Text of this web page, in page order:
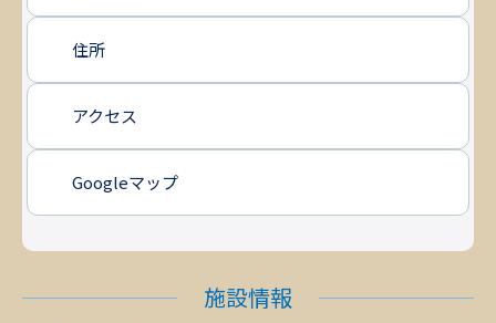
住所
アクセス
Googleマップ
施設情報